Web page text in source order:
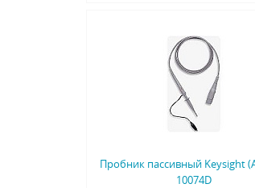
Пробник пассивный Keysight
10074D